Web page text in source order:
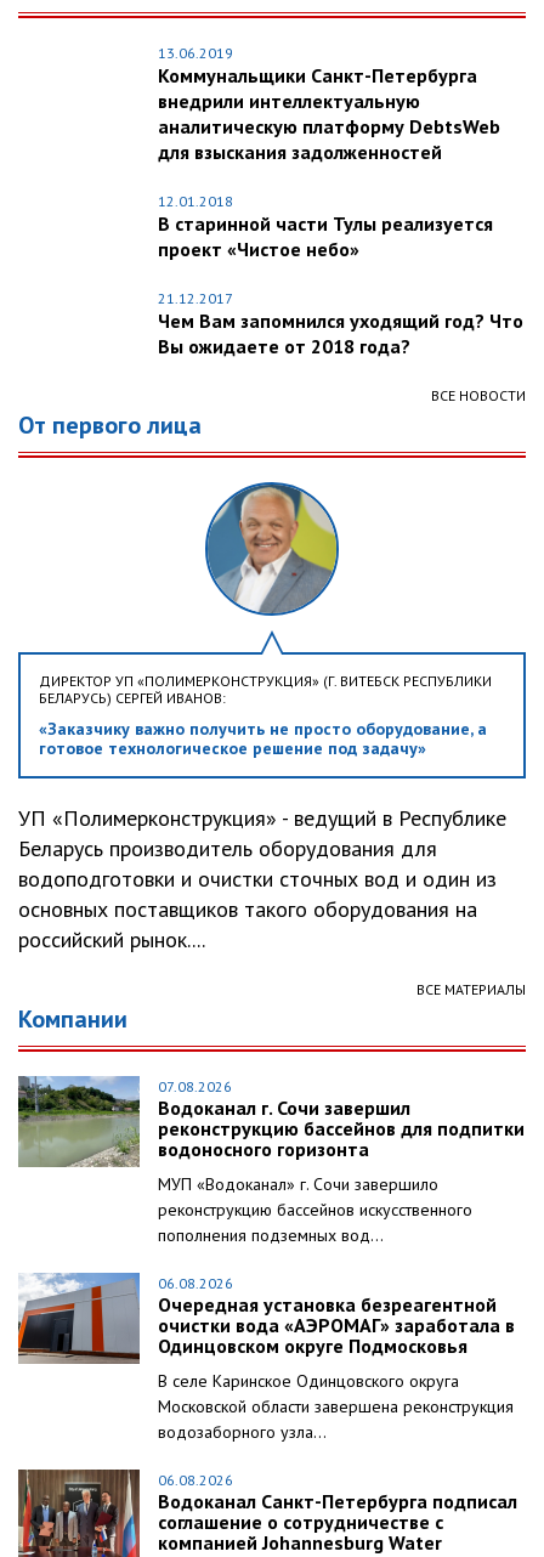
13.06.2019
Коммунальщики Санкт-Петербурга
внедрили интеллектуальную
аналитическую платформу DebtsWeb
для взыскания задолженностей
12.01.2018
В старинной части Тулы реализуется
проект «Чистое небо»
21.12.2017
Чем Вам запомнился уходящий год? Что
Вы ожидаете от 2018 года?
ВСЕ НОВОСТИ
От первого лица
ДИРЕКТОР УП «ПОЛИМЕРКОНСТРУКЦИЯ» (Г. ВИТЕБСК РЕСПУБЛИКИ
БЕЛАРУСЬ) СЕРГЕЙ ИВАНОВ:
«Заказчику важно получить не просто оборудование, а
готовое технологическое решение под задачу»
УП «Полимерконструкция» - ведущий в Республике
Беларусь производитель оборудования для
водоподготовки и очистки сточных вод и один из
основных поставщиков такого оборудования на
российский рынок....
ВСЕ МАТЕРИАЛЫ
Компании
07.08.2026
Водоканал г. Сочи завершил
реконструкцию бассейнов для подпитки
водоносного горизонта
МУП «Водоканал» г. Сочи завершило
реконструкцию бассейнов искусственного
пополнения подземных вод...
06.08.2026
Очередная установка безреагентной
очистки вода «АЭРОМАГ» заработала в
Одинцовском округе Подмосковья
В селе Каринское Одинцовского округа
Московской области завершена реконструкция
водозаборного узла...
06.08.2026
Водоканал Санкт-Петербурга подписал
соглашение о сотрудничестве с
компанией Johannesburg Water